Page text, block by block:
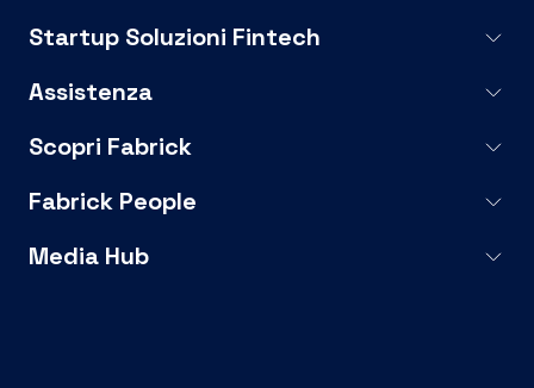
Startup Soluzioni Fintech
Assistenza
Scopri Fabrick
Fabrick People
Media Hub